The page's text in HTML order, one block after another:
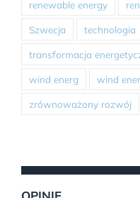
renewable energy
Szwecja technologia
transformacja
wind energ wind
zrównoważony rozwój